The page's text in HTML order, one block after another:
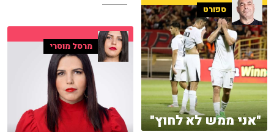
ספורט
"אני ממש לא לחוץ"
מרסל מוסרי